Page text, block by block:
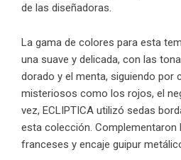
de las diseñadoras.
La gama de colores para esta
una suave y delicada, con las
dorado y el menta, siguiendo por
misteriosos como los rojos, el
vez, ECLIPTICA utilizó sedas
esta colección.
franceses y encaje guipur